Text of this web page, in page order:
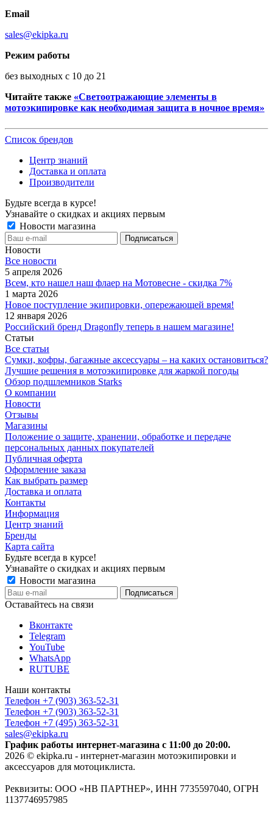
Email
sales@ekipka.ru
Режим работы
без выходных с 10 до 21
Читайте также «Светоотражающие элементы в
мотоэкипировке как необходимая защита в ночное время»
Список брендов
Центр знаний
Доставка и оплата
Производители
Будьте всегда в курсе!
Узнавайте о скидках и акциях первым
Новости магазина
Новости
Все новости
5 апреля 2026
Всем, кто нашел наш флаер на Мотовесне - скидка 7%
1 марта 2026
Новое поступление экипировки, опережающей время!
12 января 2026
Российский бренд Dragonfly теперь в нашем магазине!
Статьи
Все статьи
Сумки, кофры, багажные аксессуары – на каких остановиться?
Лучшие решения в мотоэкипировке для жаркой погоды
Обзор подшлемников Starks
О компании
Новости
Отзывы
Магазины
Положение о защите, хранении, обработке и передаче
персональных данных покупателей
Публичная оферта
Оформление заказа
Как выбрать размер
Доставка и оплата
Контакты
Информация
Центр знаний
Бренды
Карта сайта
Будьте всегда в курсе!
Узнавайте о скидках и акциях первым
Новости магазина
Оставайтесь на связи
Вконтакте
Telegram
YouTube
WhatsApp
RUTUBE
Наши контакты
Телефон +7 (903) 363-52-31
Телефон +7 (903) 363-52-31
Телефон +7 (495) 363-52-31
sales@ekipka.ru
График работы интернет-магазина с 11:00 до 20:00.
2026 © ekipka.ru - интернет-магазин мотоэкипировки и
аксессуаров для мотоциклиста.
Реквизиты: ООО «НВ ПАРТНЕР», ИНН 7735597040, ОГРН
1137746957985